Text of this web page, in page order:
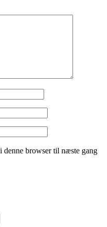
denne browser til næste gang